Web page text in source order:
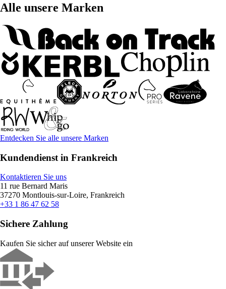
Alle unsere Marken
Entdecken Sie alle unsere Marken
Kundendienst in Frankreich
Kontaktieren Sie uns
11 rue Bernard Maris
37270 Montlouis-sur-Loire, Frankreich
+33 1 86 47 62 58
Sichere Zahlung
Kaufen Sie sicher auf unserer Website ein